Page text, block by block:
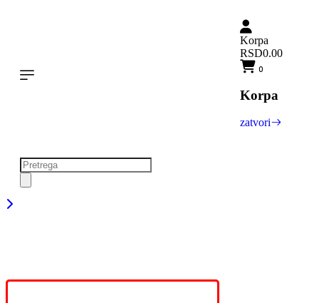
Korpa
RSD0.00
0
Korpa
zatvori